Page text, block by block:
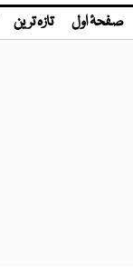
صفحۂ اول تازہ ترین